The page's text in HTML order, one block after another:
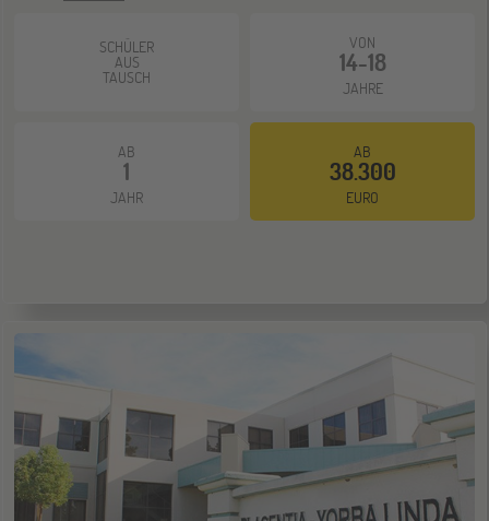
SCHÜLER
AUS
TAUSCH
VON
14-18
JAHRE
AB
1
JAHR
AB
38.300
EURO